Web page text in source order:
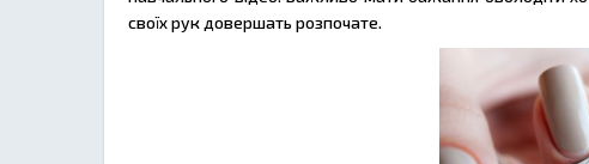
своїх рук довершать розпочате.